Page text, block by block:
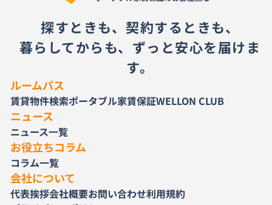
探すときも、契約するときも、
暮らしてからも、ずっと安心を届けま
す。
ルームパス
賃貸物件検索ポータブル家賃保証WELLON CLUB
ニュース
ニュース一覧
お役立ちコラム
コラム一覧
会社について
代表挨拶会社概要お問い合わせ利用規約